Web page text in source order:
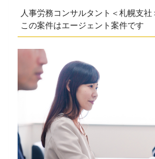
人事労務コンサルタント＜札幌支社
この案件はエージェント案件です